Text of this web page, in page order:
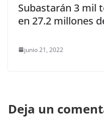
Subastarán 3 mil
en 27.2 millones
junio 21, 2022
Deja un